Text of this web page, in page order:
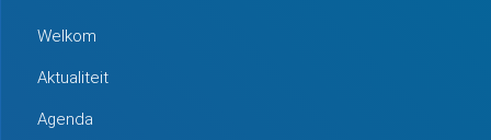
Welkom
Aktualiteit
Agenda